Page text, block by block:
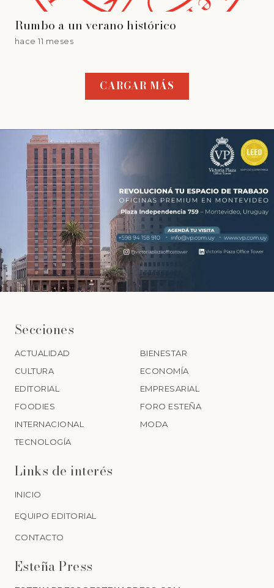
Rumbo a un verano histórico
hace 11 meses
CARGAR MÁS
Secciones
ACTUALIDAD
BIENESTAR
CULTURA
ECONOMÍA
EDITORIAL
EMPRESARIAL
FOODIES
FORO ESTEÑA
INTERNACIONAL
MODA
TECNOLOGÍA
Links de interés
INICIO
EQUIPO EDITORIAL
CONTACTO
Esteña Press